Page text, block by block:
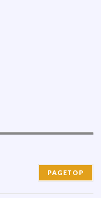
PAGETOP